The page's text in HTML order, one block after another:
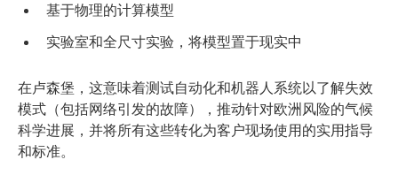
基于物理的计算模型
实验室和全尺寸实验，将模型置于现实中
在卢森堡，这意味着测试自动化和机器人系统以了解失效
模式（包括网络引发的故障），推动针对欧洲风险的气候
科学进展，并将所有这些转化为客户现场使用的实用指导
和标准。